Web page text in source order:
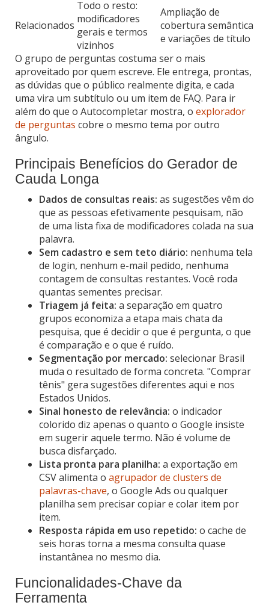
Relacionados
Todo o resto:
modificadores
gerais e termos
vizinhos
Ampliação de
cobertura semântica
e variações de título
O grupo de perguntas costuma ser o mais
aproveitado por quem escreve. Ele entrega, prontas,
as dúvidas que o público realmente digita, e cada
uma vira um subtítulo ou um item de FAQ. Para ir
além do que o Autocompletar mostra, o explorador
de perguntas cobre o mesmo tema por outro
ângulo.
Principais Benefícios do Gerador de
Cauda Longa
Dados de consultas reais: as sugestões vêm do
que as pessoas efetivamente pesquisam, não
de uma lista fixa de modificadores colada na sua
palavra.
Sem cadastro e sem teto diário: nenhuma tela
de login, nenhum e-mail pedido, nenhuma
contagem de consultas restantes. Você roda
quantas sementes precisar.
Triagem já feita: a separação em quatro
grupos economiza a etapa mais chata da
pesquisa, que é decidir o que é pergunta, o que
é comparação e o que é ruído.
Segmentação por mercado: selecionar Brasil
muda o resultado de forma concreta. "Comprar
tênis" gera sugestões diferentes aqui e nos
Estados Unidos.
Sinal honesto de relevância: o indicador
colorido diz apenas o quanto o Google insiste
em sugerir aquele termo. Não é volume de
busca disfarçado.
Lista pronta para planilha: a exportação em
CSV alimenta o agrupador de clusters de
palavras-chave, o Google Ads ou qualquer
planilha sem precisar copiar e colar item por
item.
Resposta rápida em uso repetido: o cache de
seis horas torna a mesma consulta quase
instantânea no mesmo dia.
Funcionalidades-Chave da
Ferramenta